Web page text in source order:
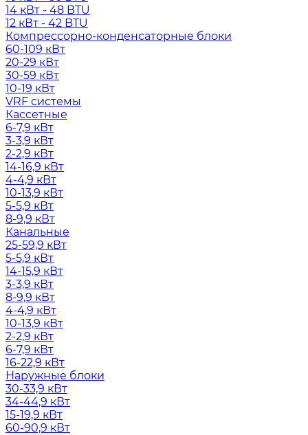
14 кВт - 48 BTU
12 кВт - 42 BTU
Компрессорно-конденсаторные блоки
60-109 кВт
20-29 кВт
30-59 кВт
10-19 кВт
VRF системы
Кассетные
6-7,9 кВт
3-3,9 кВт
2-2,9 кВт
14-16,9 кВт
4-4,9 кВт
10-13,9 кВт
5-5,9 кВт
8-9,9 кВт
Канальные
25-59,9 кВт
5-5,9 кВт
14-15,9 кВт
3-3,9 кВт
8-9,9 кВт
4-4,9 кВт
10-13,9 кВт
2-2,9 кВт
6-7,9 кВт
16-22,9 кВт
Наружные блоки
30-33,9 кВт
34-44,9 кВт
15-19,9 кВт
60-90,9 кВт